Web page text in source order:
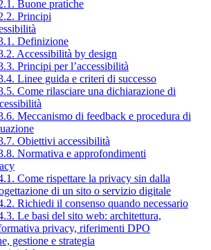
Buone pratiche
Principi
Definizione
Accessibilità by design
Principi per l’accessibilità
Linee guida e criteri di successo
Come rilasciare una dichiarazione di
Meccanismo di feedback e procedura di
Obiettivi accessibilità
Normativa e approfondimenti
Come rispettare la privacy sin dalla
di un sito o servizio digitale
Richiedi il consenso quando necessario
Le basi del sito web: architettura,
privacy, riferimenti DPO
gestione e strategia